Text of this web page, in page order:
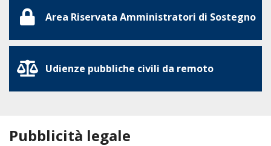
Area Riservata Amministratori di Sostegno
Udienze pubbliche civili da remoto
Pubblicità legale